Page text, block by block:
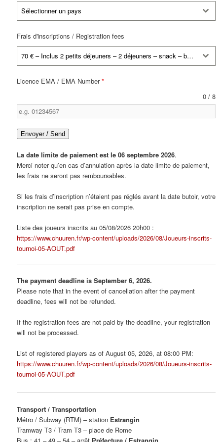
Sélectionner un pays
Frais d'inscriptions / Registration fees
70 € – Inclus 2 petits déjeuners – 2 déjeuners – snack – boissons. Si végétarien merci de le préciser par mail
Licence EMA / EMA Number*
0 / 8
Envoyer / Send
La date limite de paiement est le 06 septembre 2026.
Merci noter qu’en cas d’annulation après la date limite de paiement,
les frais ne seront pas remboursables.
Si les frais d’inscription n’étaient pas réglés avant la date butoir, votre
inscription ne serait pas prise en compte.
Liste des joueurs inscrits au 05/08/2026 20h00 :
https://www.chuuren.fr/wp-content/uploads/2026/08/Joueurs-inscrits-
tournoi-05-AOUT.pdf
The payment deadline is September 6, 2026.
Please note that in the event of cancellation after the payment
deadline, fees will not be refunded.
If the registration fees are not paid by the deadline, your registration
will not be processed.
List of registered players as of August 05, 2026, at 08:00 PM:
https://www.chuuren.fr/wp-content/uploads/2026/08/Joueurs-inscrits-
tournoi-05-AOUT.pdf
Transport / Transportation
Métro / Subway (RTM) – station Estrangin
Tramway T3 / Tram T3 – place de Rome
Bus : 41 – 49 – 54 – arrêt Préfecture / Estrangin